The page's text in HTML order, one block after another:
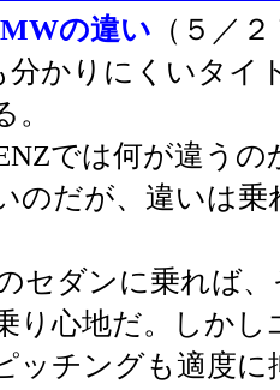
の違い （５／
分かりにくいタイ
。
では何が違う
のだが、違いは
セダンに乗れば
り心地だ。しか
ッチングも適度